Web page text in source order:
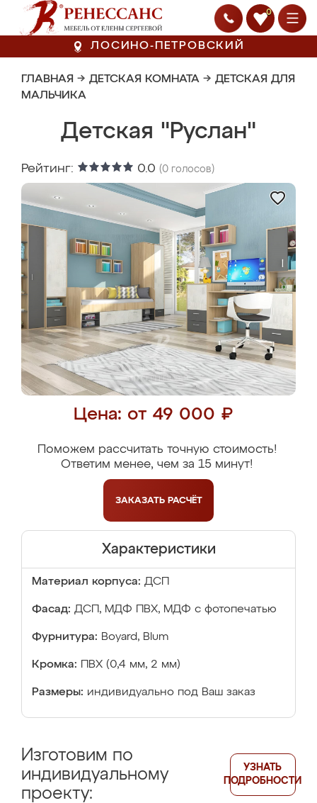
0
ЛОСИНО-ПЕТРОВСКИЙ
ГЛАВНАЯ → ДЕТСКАЯ КОМНАТА → ДЕТСКАЯ ДЛЯ
МАЛЬЧИКА
Детская "Руслан"
Рейтинг: 0.0 (0 голосов)
Цена: от 49 000 ₽
Поможем рассчитать точную стоимость!
Ответим менее, чем за 15 минут!
ЗАКАЗАТЬ РАСЧЁТ
Характеристики
Материал корпуса: ДСП
Фасад: ДСП, МДФ ПВХ, МДФ с фотопечатью
Фурнитура: Boyard, Blum
Кромка: ПВХ (0,4 мм, 2 мм)
Размеры: индивидуально под Ваш заказ
Изготовим по
индивидуальному
проекту:
УЗНАТЬ
ПОДРОБНОСТИ